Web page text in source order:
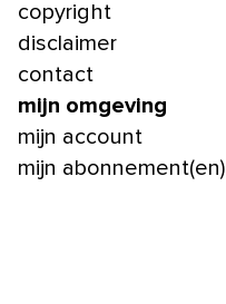
copyright
disclaimer
contact
mijn omgeving
mijn account
mijn abonnement(en)